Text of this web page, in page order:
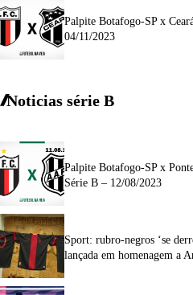
Palpite Botafogo-SP x
04/11/2023
Noticias série B
Palpite Botafogo-SP x
Série B – 12/08/2023
Sport: rubro-negros ‘se
lançada em homenagem a